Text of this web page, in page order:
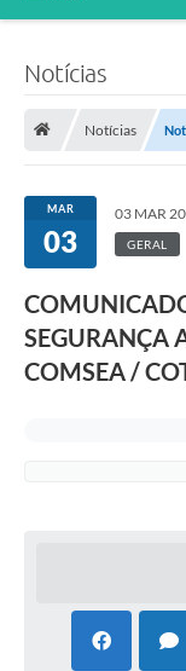
A Prefeitura
Notícias
Secretarias
Imprensa
Arquivos para
Notícias
Notícias
MAR
03
03 MAR
GERAL
SEGURANÇA
COMSEA /